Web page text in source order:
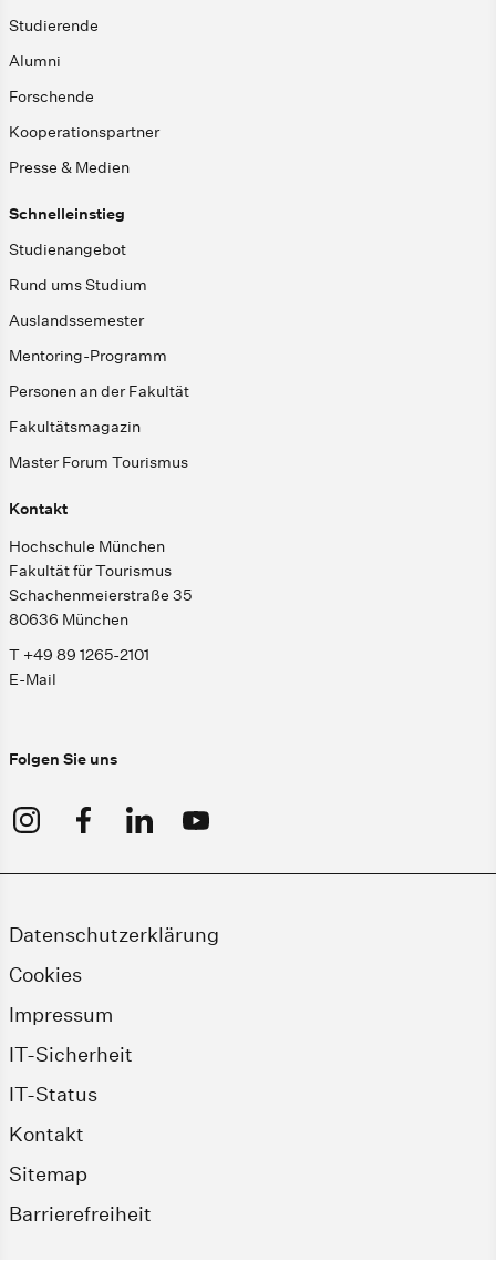
Studierende
Alumni
Forschende
Kooperationspartner
Presse & Medien
Schnelleinstieg
Studienangebot
Rund ums Studium
Auslandssemester
Mentoring-Programm
Personen an der Fakultät
Fakultätsmagazin
Master Forum Tourismus
Kontakt
Hochschule München
Fakultät für Tourismus
Schachenmeierstraße 35
80636 München
T +49 89 1265-2101
E-Mail
Folgen Sie uns
Datenschutzerklärung
Cookies
Impressum
IT-Sicherheit
IT-Status
Kontakt
Sitemap
Barrierefreiheit